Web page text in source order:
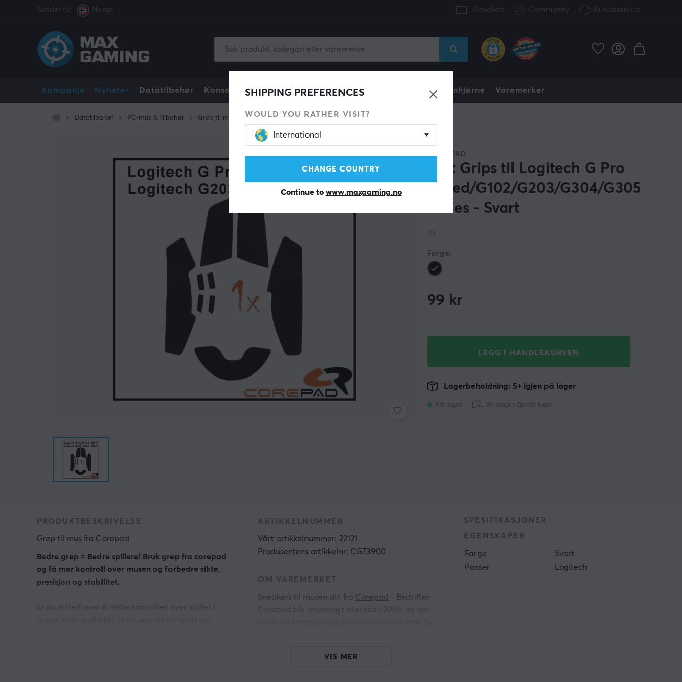
Sender til: Norge Gavekort Community Kundeservice
Kampanje Nyheter Datatilbehør Konsoll Gamingstol Mobiltilbehør Funnhjørne Varemerker
SHIPPING PREFERENCES
WOULD YOU RATHER VISIT?
International
CHANGE COUNTRY
Continue to www.maxgaming.no
Datatilbehør PC-mus & Tilbehør Grep til mus
COREPAD
Soft Grips til Logitech G Pro
Wired/G102/G203/G304/G305
Series - Svart
(4)
Farge:
99 kr
LEGG I HANDLEKURVEN
På lager
Lagerbeholdning: 5+ igjen på lager
30 dager åpent kjøp
PRODUKTBESKRIVELSE
Grep til mus fra Corepad
Bedre grep = Bedre spillere! Bruk grep fra corepad
og få mer kontroll over musen og forbedre sikte,
presisjon og stabilitet.
Er du irritert over å miste kontrollen over spillet i
ARTIKKELNUMMER
Vårt artikkelnummer: 22121
Produsentens artikkelnr: CG73900
OM VAREMERKET
Sneakers til musen din fra Corepad - Bedriften
Corepad ble grunnlagt allerede i 2003, og var
Corepad har i dag det bredeste sortimentet av
SPESIFIKASJONER
EGENSKAPER
Farge
Svart
Passer
Logitech
VIS MER